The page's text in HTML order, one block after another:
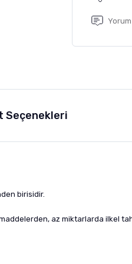
Seçenekleri
birisidir.
az miktarlarda ilkel